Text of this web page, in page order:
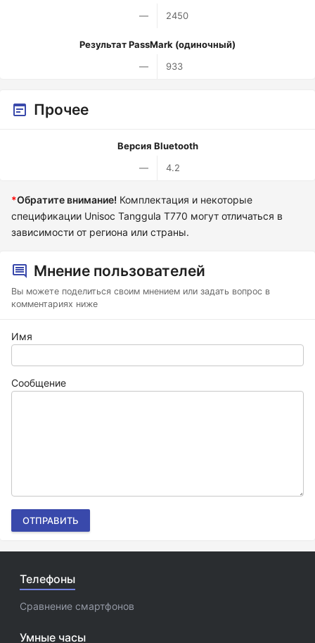
—
2450
Результат PassMark (одиночный)
—
933
Прочее
Версия Bluetooth
—
4.2
*Обратите внимание! Комплектация и некоторые
спецификации Unisoc Tanggula T770 могут отличаться в
зависимости от региона или страны.
Мнение пользователей
Вы можете поделиться своим мнением или задать вопрос в
комментариях ниже
Имя
Сообщение
ОТПРАВИТЬ
Телефоны
Сравнение смартфонов
Умные часы